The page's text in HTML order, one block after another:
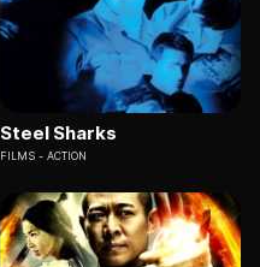
Steel Sharks
FILMS ACTION